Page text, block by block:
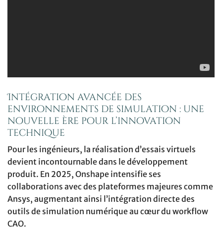
Intégration avancée des
environnements de simulation : une
nouvelle ère pour l’innovation
technique
Pour les ingénieurs, la réalisation d’essais virtuels
devient incontournable dans le développement
produit. En 2025, Onshape intensifie ses
collaborations avec des plateformes majeures comme
Ansys, augmentant ainsi l’intégration directe des
outils de simulation numérique au cœur du workflow
CAO.